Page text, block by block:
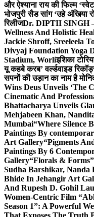
और ऐश्याना राय की फिल्म
भोजपुरी सैड सांग ‘उहे अंखिया
रिलीजDr. DIPTII SINGH
Wellness And Holistic
Jackie Shroff, Sreeleela
Divyaj Foundation Yoga
Stadium, Worliइशिका
यू कहबे करब’ वर्ल्डवाइड
सपनों की उड़ान का नाम है
Wins Deus Unveils ‘The
Cinematic And
Bhattacharya Unveils
Mehjabeen Khan,
Mumbai“Where Silence
Paintings By
Art Gallery“Pigments
Paintings By 6
Gallery“Florals &
Sudha Barshikar, Nanda
Bhide In Jehangir Art
And Rupesh D. Gohil
Women-Centric Film
Season 1”: A Powerful